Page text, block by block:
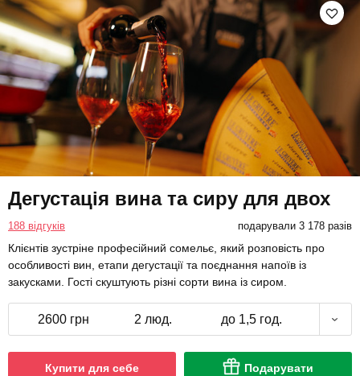
Дегустація вина та сиру для двох
188 відгуків подарували 3 178 разів
Клієнтів зустріне професійний сомельє, який розповість про
особливості вин, етапи дегустації та поєднання напоїв із
закусками. Гості скуштують різні сорти вина із сиром.
2600 грн 2 люд. до 1,5 год.
Купити для себе Подарувати